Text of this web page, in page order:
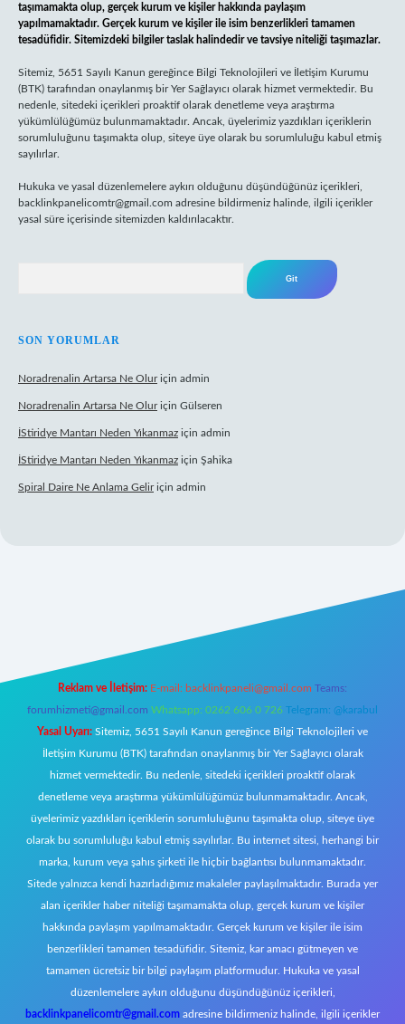
taşımamakta olup, gerçek kurum ve kişiler hakkında paylaşım
yapılmamaktadır. Gerçek kurum ve kişiler ile isim benzerlikleri tamamen
tesadüfidir. Sitemizdeki bilgiler taslak halindedir ve tavsiye niteliği taşımazlar.
Sitemiz, 5651 Sayılı Kanun gereğince Bilgi Teknolojileri ve İletişim Kurumu
(BTK) tarafından onaylanmış bir Yer Sağlayıcı olarak hizmet vermektedir. Bu
nedenle, sitedeki içerikleri proaktif olarak denetleme veya araştırma
yükümlülüğümüz bulunmamaktadır. Ancak, üyelerimiz yazdıkları içeriklerin
sorumluluğunu taşımakta olup, siteye üye olarak bu sorumluluğu kabul etmiş
sayılırlar.
Hukuka ve yasal düzenlemelere aykırı olduğunu düşündüğünüz içerikleri,
backlinkpanelicomtr@gmail.com adresine bildirmeniz halinde, ilgili içerikler
yasal süre içerisinde sitemizden kaldırılacaktır.
SON YORUMLAR
Noradrenalin Artarsa Ne Oluriçin admin
Noradrenalin Artarsa Ne Oluriçin Gülseren
İStiridye Mantarı Neden Yıkanmaz için admin
İStiridye Mantarı Neden Yıkanmaz için Şahika
Spiral Daire Ne Anlama Geliriçin admin
Reklam ve İletişim: E-mail: backlinkpaneli@gmail.com Teams:
forumhizmeti@gmail.com Whatsapp: 0262 606 0 726 Telegram: @karabul
Yasal Uyarı: Sitemiz, 5651 Sayılı Kanun gereğince Bilgi Teknolojileri ve
İletişim Kurumu (BTK) tarafından onaylanmış bir Yer Sağlayıcı olarak
hizmet vermektedir. Bu nedenle, sitedeki içerikleri proaktif olarak
denetleme veya araştırma yükümlülüğümüz bulunmamaktadır. Ancak,
üyelerimiz yazdıkları içeriklerin sorumluluğunu taşımakta olup, siteye üye
olarak bu sorumluluğu kabul etmiş sayılırlar. Bu internet sitesi, herhangi bir
marka, kurum veya şahıs şirketi ile hiçbir bağlantısı bulunmamaktadır.
Sitede yalnızca kendi hazırladığımız makaleler paylaşılmaktadır. Burada yer
alan içerikler haber niteliği taşımamakta olup, gerçek kurum ve kişiler
hakkında paylaşım yapılmamaktadır. Gerçek kurum ve kişiler ile isim
benzerlikleri tamamen tesadüfidir. Sitemiz, kar amacı gütmeyen ve
tamamen ücretsiz bir bilgi paylaşım platformudur. Hukuka ve yasal
düzenlemelere aykırı olduğunu düşündüğünüz içerikleri,
backlinkpanelicomtr@gmail.com adresine bildirmeniz halinde, ilgili içerikler